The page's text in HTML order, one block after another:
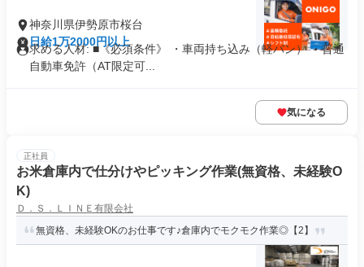
神奈川県伊勢原市桜台
日給1万2000円以上
求める人材: ■《必須条件》 ・車両持ち込み（軽バン） ・普通
自動車免許（AT限定可...
気になる
正社員
お米倉庫内で仕分けやピッキング作業(無資格、未経験O
K)
Ｄ．Ｓ．ＬＩＮＥ有限会社
無資格、未経験OKのお仕事です♪倉庫内でモクモク作業◎【2】